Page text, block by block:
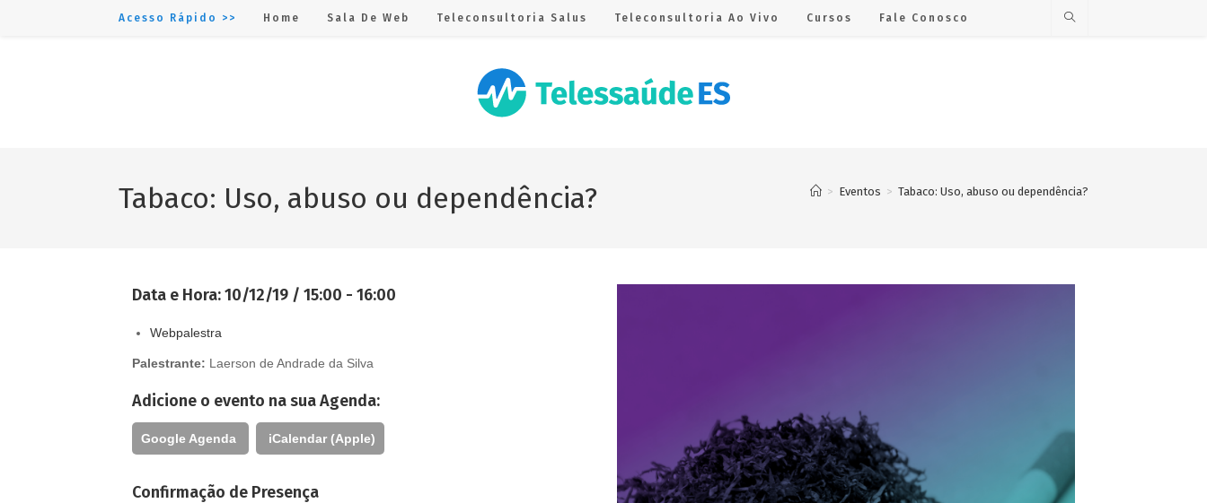
Acesso Rápido >> Home Sala De Web Teleconsultoria Salus Teleconsultoria Ao Vivo Cursos Fale Conosco
Tabaco: Uso, abuso ou dependência? > Eventos > Tabaco: Uso, abuso ou dependência?
Data e Hora:10/12/19 / 15:00 - 16:00
Webpalestra
Palestrante: Laerson de Andrade da Silva
Adicione o evento na sua Agenda:
Google Agenda iCalendar (Apple)
Confirmação de Presença